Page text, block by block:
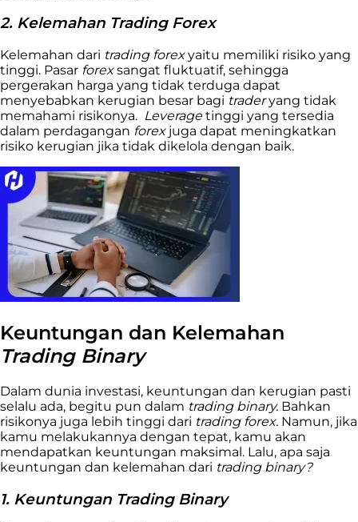
2. Kelemahan Trading Forex
Kelemahan dari trading forexyaitu memiliki risiko yang
tinggi. Pasar forexsangat fluktuatif, sehingga
pergerakan harga yang tidak terduga dapat
menyebabkan kerugian besar bagi traderyang tidak
memahami risikonya. Leveragetinggi yang tersedia
dalam perdagangan forexjuga dapat meningkatkan
risiko kerugian jika tidak dikelola dengan baik.
Keuntungan dan Kelemahan
Trading Binary
Dalam dunia investasi, keuntungan dan kerugian pasti
selalu ada, begitu pun dalam trading binary. Bahkan
risikonya juga lebih tinggi dari trading forex. Namun, jika
kamu melakukannya dengan tepat, kamu akan
mendapatkan keuntungan maksimal. Lalu, apa saja
keuntungan dan kelemahan dari trading binary?
1. Keuntungan Trading Binary